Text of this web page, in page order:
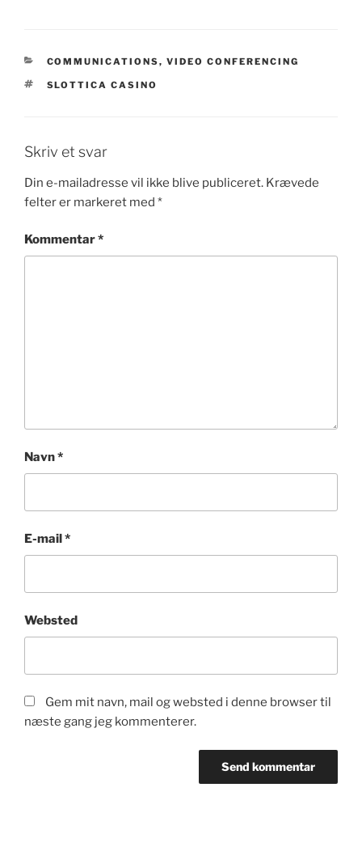
KATEGORIER
COMMUNICATIONS, VIDEO CONFERENCING
TAGS
SLOTTICA CASINO
Skriv et svar
Din e-mailadresse vil ikke blive publiceret. Krævede
felter er markeret med *
Kommentar*
Navn*
E-mail*
Websted
Gem mit navn, mail og websted i denne browser til
næste gang jeg kommenterer.